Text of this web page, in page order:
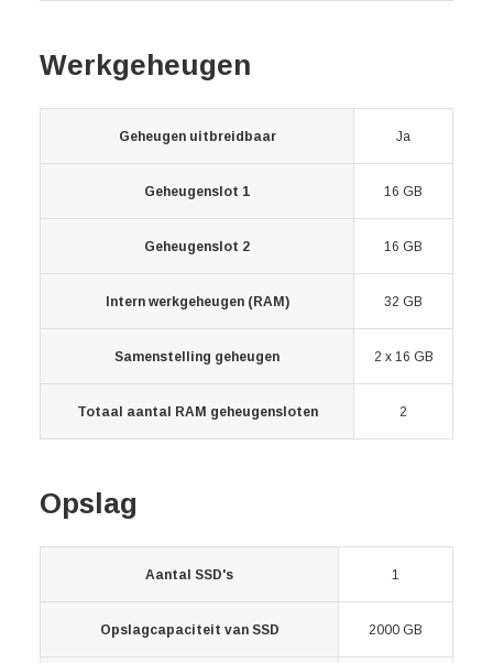
Werkgeheugen
Geheugen uitbreidbaar Ja
Geheugenslot 1 16 GB
Geheugenslot 2 16 GB
Intern werkgeheugen (RAM) 32 GB
Samenstelling geheugen 2 x 16 GB
Totaal aantal RAM geheugensloten 2
Opslag
Aantal SSD's 1
Opslagcapaciteit van SSD 2000 GB